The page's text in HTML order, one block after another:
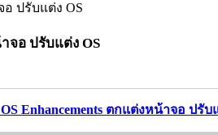
จอ ปรับแต่ง OS
Enhancements ตกแต่งหน้าจอ ปรับ